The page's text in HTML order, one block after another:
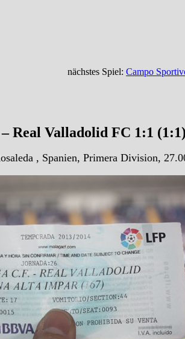
nächstes Spiel: Campo
Real Valladolid FC 1:1
, Spanien, Primera Division,